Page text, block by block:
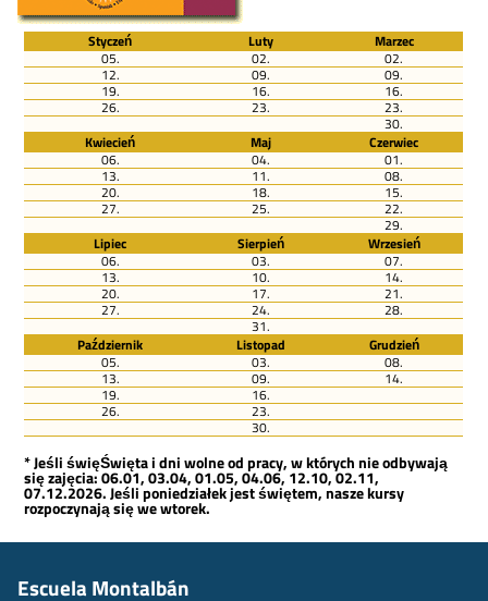
Styczeń Luty
Marzec
05.
02. 02.
12. 09. 09.
19. 16. 16.
26. 23. 23.
30.
Kwiecień
Maj
Czerwiec
06.
04. 01.
13. 11. 08.
20. 18. 15.
27. 25. 22.
29.
Lipiec
Sierpień
Wrzesień
06.
03. 07.
13. 10. 14.
20. 17. 21.
27. 24. 28.
31.
Październik
Listopad
Grudzień
05.
03. 08.
13. 09. 14.
19. 16.
26. 23.
30.
* Jeśli święŚwięta i dni wolne od pracy, w których nie odbywają
się zajęcia: 06.01, 03.04, 01.05, 04.06, 12.10, 02.11,
07.12.2026. Jeśli poniedziałek jest świętem, nasze kursy
rozpoczynają się we wtorek.
Escuela Montalbán